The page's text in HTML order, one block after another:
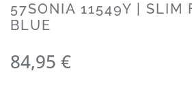
57SONIA 11549Y | SLIM
BLUE
Regulärer Preis:
84,95 €